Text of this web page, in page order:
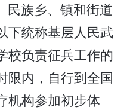
民族乡、镇和街道
下统称基层人民武
校负责征兵工作的
限内，自行到全国
机构参加初步体